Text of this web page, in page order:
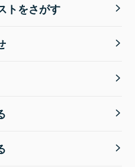
トをさがす